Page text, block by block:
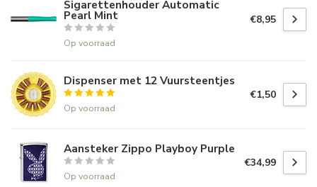
Sigarettenhouder Automatic
Pearl Mint
Op voorraad
€8,95
Dispenser met 12 Vuursteentjes
Op voorraad
€1,50
Aansteker Zippo Playboy Purple
Op voorraad
€34,99